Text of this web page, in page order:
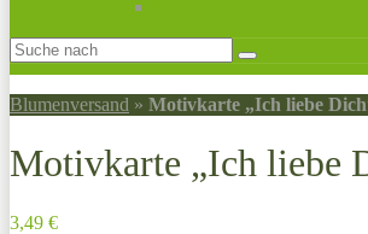
Blumenversand » Motivkarte „Ich liebe
Motivkarte „Ich liebe
3,49 €